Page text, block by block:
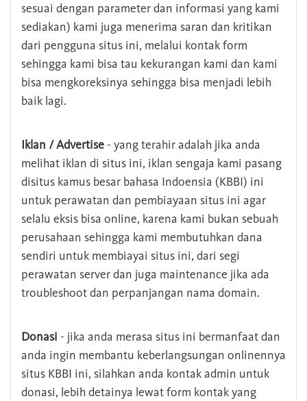
sesuai dengan parameter dan informasi yang kami
sediakan) kami juga menerima saran dan kritikan
dari pengguna situs ini, melalui kontak form
sehingga kami bisa tau kekurangan kami dan kami
bisa mengkoreksinya sehingga bisa menjadi lebih
baik lagi.
Iklan / Advertise - yang terahir adalah jika anda
melihat iklan di situs ini, iklan sengaja kami pasang
disitus kamus besar bahasa Indoensia (KBBI) ini
untuk perawatan dan pembiayaan situs ini agar
selalu eksis bisa online, karena kami bukan sebuah
perusahaan sehingga kami membutuhkan dana
sendiri untuk membiayai situs ini, dari segi
perawatan server dan juga maintenance jika ada
troubleshoot dan perpanjangan nama domain.
Donasi - jika anda merasa situs ini bermanfaat dan
anda ingin membantu keberlangsungan onlinennya
situs KBBI ini, silahkan anda kontak admin untuk
donasi, lebih detainya lewat form kontak yang